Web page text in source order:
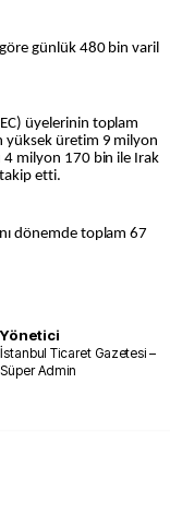
günlük 480 bin varil
üyelerinin toplam
yüksek üretim 9 milyon
4 milyon 170 bin ile Irak
etti.
dönemde toplam 67
Yönetici
İstanbul Ticaret Gazetesi –
Süper Admin